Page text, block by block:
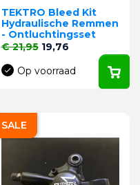
TEKTRO Bleed Kit
Hydraulische Remmen
- Ontluchtingsset
Normale prijs
€ 21,95 Prijs
19,76
Op voorraad
SALE